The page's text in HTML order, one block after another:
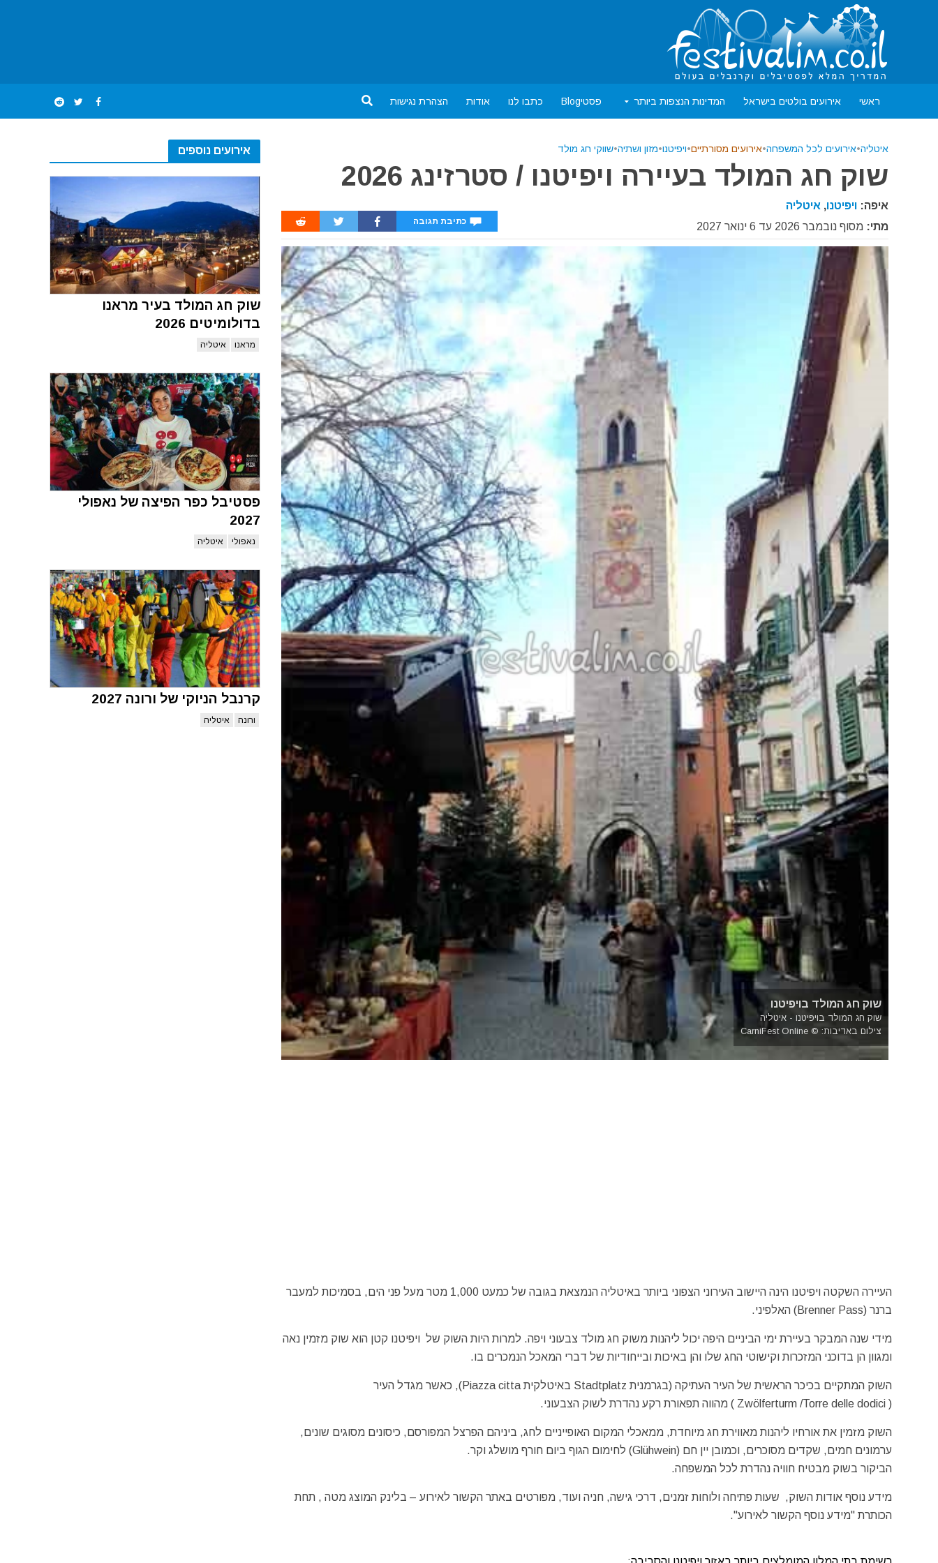
ראשי אירועים בולטים בישראל המדינות הנצפות ביותר פסטיBlog כתבו לנו אודות הצהרת נגישות
אירועים נוספים
שוק חג המולד בעיר מראנו
בדולומיטים 2026
מראנו איטליה
פסטיבל כפר הפיצה של נאפולי
2027
נאפולי איטליה
קרנבל הניוקי של ורונה 2027
ורונה איטליה
איטליה•אירועים לכל המשפחה•אירועים מסורתיים•ויפיטנו•מזון ושתיה•שווקי חג מולד
שוק חג המולד בעיירה ויפיטנו / סטרזינג 2026
איפה: ויפיטנו, איטליה
מתי: מסוף נובמבר 2026 עד 6 ינואר 2027 כתיבת תגובה
שוק חג המולד בויפיטנו
שוק חג המולד בויפיטנו - איטליה
צילום באדיבות: © CarniFest Online
העיירה השקטה ויפיטנו הינה היישוב העירוני הצפוני ביותר באיטליה הנמצאת בגובה של כמעט 1,000 מטר מעל פני הים, בסמיכות למעבר
ברנר (Brenner Pass) האלפיני.
מידי שנה המבקר בעיירת ימי הביניים היפה יכול ליהנות משוק חג מולד צבעוני ויפה. למרות היות השוק של ויפיטנו קטן הוא שוק מזמין נאה
ומגוון הן בדוכני המזכרות וקישוטי החג שלו והן באיכות ובייחודיות של דברי המאכל הנמכרים בו.
השוק המתקיים בכיכר הראשית של העיר העתיקה (בגרמנית Stadtplatz באיטלקית Piazza citta), כאשר מגדל העיר
( Zwölferturm /Torre delle dodici ) מהווה תפאורת רקע נהדרת לשוק הצבעוני.
השוק מזמין את אורחיו ליהנות מאווירת חג מיוחדת, ממאכלי המקום האופייניים לחג, ביניהם הפרצל המפורסם, כיסונים מסוגים שונים,
ערמונים חמים, שקדים מסוכרים, וכמובן יין חם (Glühwein) לחימום הגוף ביום חורף מושלג וקר.
הביקור בשוק מבטיח חוויה נהדרת לכל המשפחה.
מידע נוסף אודות השוק, שעות פתיחה ולוחות זמנים, דרכי גישה, חניה ועוד, מפורטים באתר הקשור לאירוע – בלינק המוצג מטה , תחת
הכותרת "מידע נוסף הקשור לאירוע".